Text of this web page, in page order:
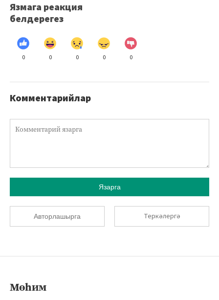
Язмага реакция
белдерегез
0 0 0 0 0
Комментарийлар
Язарга
Авторлашырга Теркәлергә
Мөһим